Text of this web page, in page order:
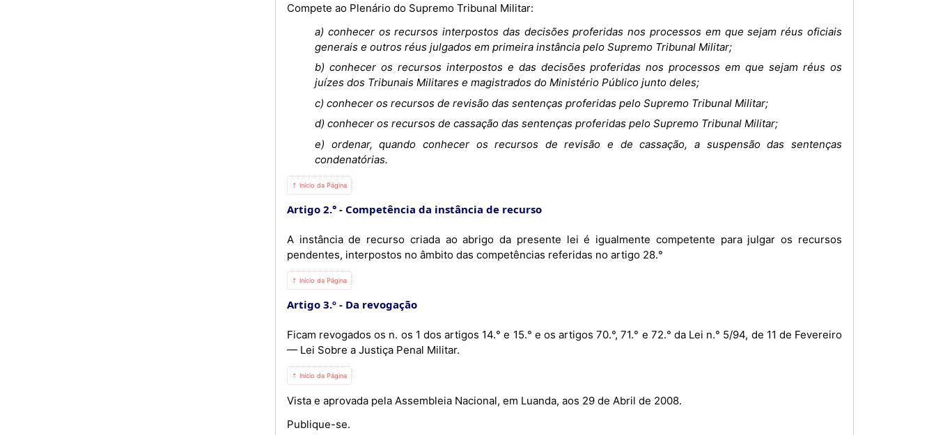
Compete ao Plenário do Supremo Tribunal Militar:
a) conhecer os recursos interpostos das decisões proferidas nos processos em que sejam réus oficiais
generais e outros réus julgados em primeira instância pelo Supremo Tribunal Militar;
b) conhecer os recursos interpostos e das decisões proferidas nos processos em que sejam réus os
juízes dos Tribunais Militares e magistrados do Ministério Público junto deles;
c) conhecer os recursos de revisão das sentenças proferidas pelo Supremo Tribunal Militar;
d) conhecer os recursos de cassação das sentenças proferidas pelo Supremo Tribunal Militar;
e) ordenar, quando conhecer os recursos de revisão e de cassação, a suspensão das sentenças
condenatórias.
⇡ Início da Página
Artigo 2.° Competência da instância de recurso
A instância de recurso criada ao abrigo da presente lei é igualmente competente para julgar os recursos
pendentes, interpostos no âmbito das competências referidas no artigo 28.°
⇡ Início da Página
Artigo 3.º Da revogação
Ficam revogados os n. os 1 dos artigos 14.° e 15.° e os artigos 70.°, 71.° e 72.° da Lei n.° 5/94, de 11 de Fevereiro
— Lei Sobre a Justiça Penal Militar.
⇡ Início da Página
Vista e aprovada pela Assembleia Nacional, em Luanda, aos 29 de Abril de 2008.
Publique-se.